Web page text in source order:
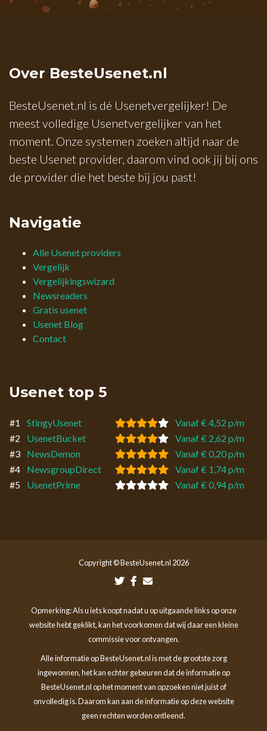
Over BesteUsenet.nl
BesteUsenet.nl is dé Usenetvergelijker! De
meest volledige Usenetvergelijker van het
moment. Onze systemen zoeken altijd naar de
beste Usenet provider, daarom vind ook jij bij ons
de provider die het beste bij jou past!
Navigatie
Alle Usenet providers
Vergelijk
Vergelijkingswizard
Newsreaders
Gratis usenet
Usenet Blog
Contact
Usenet top 5
#1 StingyUsenet
Vanaf € 4,52 p/m
#2
UsenetBucket
Vanaf € 2,62 p/m
#3
NewsDemon
Vanaf € 0,20 p/m
#4
NewsgroupDirect
Vanaf € 1,74 p/m
#5
UsenetPrime Vanaf € 0,94 p/m
Copyright © BesteUsenet.nl 2026
Opmerking: Als u iets koopt nadat u op uitgaande links op onze
website hebt geklikt, kan het voorkomen dat wij daar een kleine
commissie voor ontvangen.
Alle informatie op BesteUsenet.nl is met de grootste zorg
ingewonnen, het kan echter gebeuren dat de informatie op
BesteUsenet.nl op het moment van opzoeken niet juist of
onvolledig is. Daarom kan aan de informatie op deze website
geen rechten worden ontleend.